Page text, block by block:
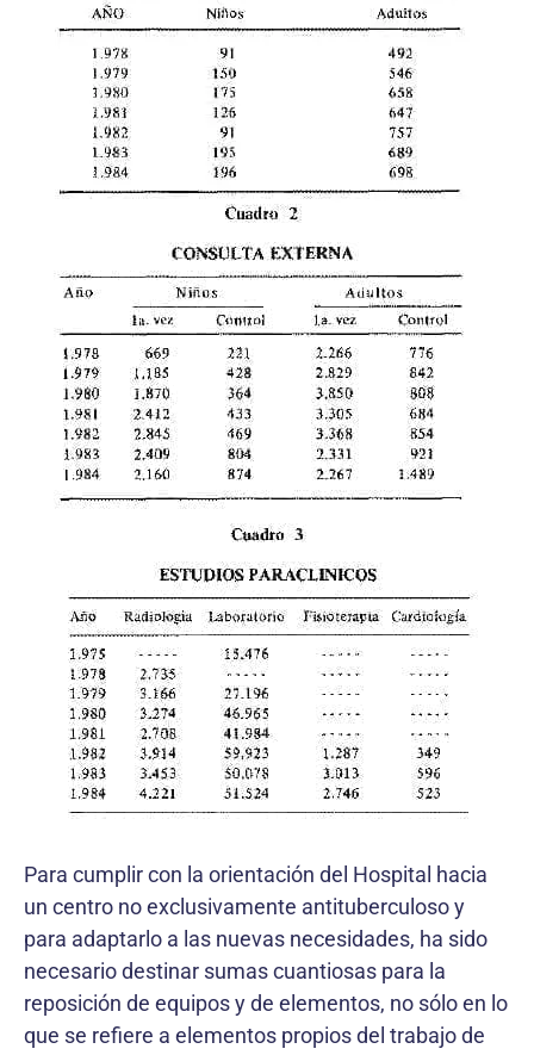
Para cumplir con la orientación del Hospital hacia
un centro no exclusivamente antituberculoso y
para adaptarlo a las nuevas necesidades, ha sido
necesario destinar sumas cuantiosas para la
reposición de equipos y de elementos, no sólo en lo
que se refiere a elementos propios del trabajo de